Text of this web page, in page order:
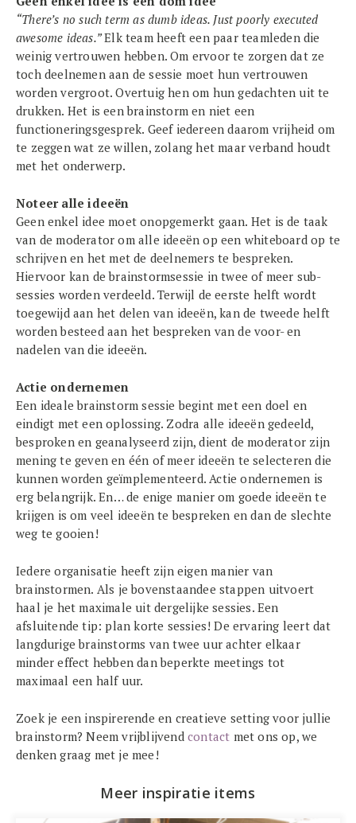
“There’s no such term as dumb ideas. Just poorly executed
awesome ideas.”Elk team heeft een paar teamleden die
weinig vertrouwen hebben. Om ervoor te zorgen dat ze
toch deelnemen aan de sessie moet hun vertrouwen
worden vergroot. Overtuig hen om hun gedachten uit te
drukken. Het is een brainstorm en niet een
functioneringsgesprek. Geef iedereen daarom vrijheid om
te zeggen wat ze willen, zolang het maar verband houdt
met het onderwerp.
Noteer alle ideeën
Geen enkel idee moet onopgemerkt gaan. Het is de taak
van de moderator om alle ideeën op een whiteboard op te
schrijven en het met de deelnemers te bespreken.
Hiervoor kan de brainstormsessie in twee of meer sub-
sessies worden verdeeld. Terwijl de eerste helft wordt
toegewijd aan het delen van ideeën, kan de tweede helft
worden besteed aan het bespreken van de voor- en
nadelen van die ideeën.
Actie ondernemen
Een ideale brainstorm sessie begint met een doel en
eindigt met een oplossing. Zodra alle ideeën gedeeld,
besproken en geanalyseerd zijn, dient de moderator zijn
mening te geven en één of meer ideeën te selecteren die
kunnen worden geïmplementeerd. Actie ondernemen is
erg belangrijk. En… de enige manier om goede ideeën te
krijgen is om veel ideeën te bespreken en dan de slechte
weg te gooien!
Iedere organisatie heeft zijn eigen manier van
brainstormen. Als je bovenstaandee stappen uitvoert
haal je het maximale uit dergelijke sessies. Een
afsluitende tip: plan korte sessies! De ervaring leert dat
langdurige brainstorms van twee uur achter elkaar
minder effect hebben dan beperkte meetings tot
maximaal een half uur.
Zoek je een inspirerende en creatieve setting voor jullie
brainstorm? Neem vrijblijvend contact met ons op, we
denken graag met je mee!
Meer inspiratie items